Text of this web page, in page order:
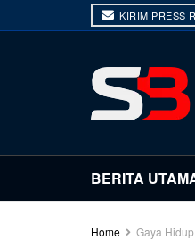
KIRIM PRESS
BERITA
Home Gaya Hidup